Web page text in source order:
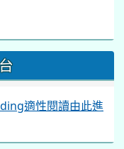
適性閱讀由此進